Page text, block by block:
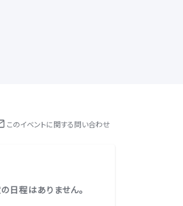
このイベントに関する問い合わせ
日程はありません。